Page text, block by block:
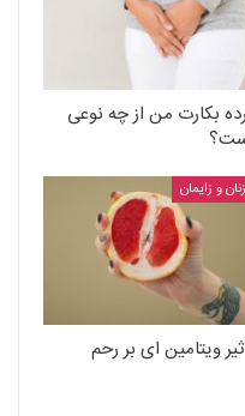
بکارت من از چه نوعی
زنان و زایمان
ویتامین ای بر رحم